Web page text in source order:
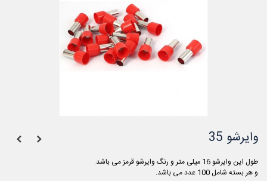
وایرشو 35
طول این وایرشو 16 میلی متر و رنگ وایرشو قرمز می باشد.
و هر بسته شامل 100 عدد می باشد.